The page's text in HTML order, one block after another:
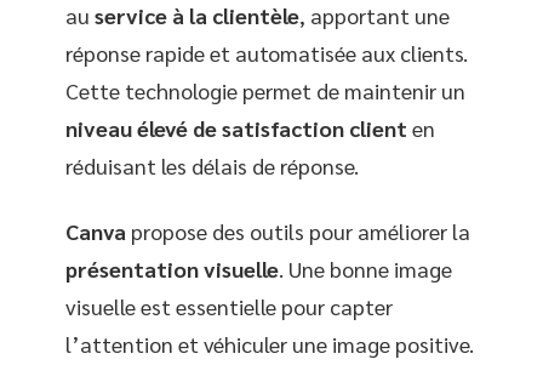
au service à la clientèle, apportant une
réponse rapide et automatisée aux clients.
Cette technologie permet de maintenir un
niveau élevé de satisfaction client en
réduisant les délais de réponse.
Canva propose des outils pour améliorer la
présentation visuelle. Une bonne image
visuelle est essentielle pour capter
l’attention et véhiculer une image positive.